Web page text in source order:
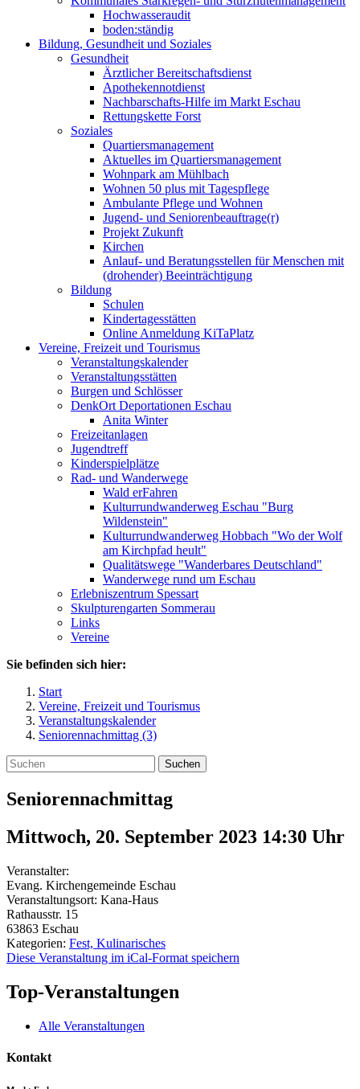
Hochwasseraudit
boden:ständig
Bildung, Gesundheit und Soziales
Gesundheit
Ärztlicher Bereitschaftsdienst
Apothekennotdienst
Nachbarschafts-Hilfe im Markt Eschau
Rettungskette Forst
Soziales
Quartiersmanagement
Aktuelles im Quartiersmanagement
Wohnpark am Mühlbach
Wohnen 50 plus mit Tagespflege
Ambulante Pflege und Wohnen
Jugend- und Seniorenbeauftrage(r)
Projekt Zukunft
Kirchen
Anlauf- und Beratungsstellen für Menschen mit
(drohender) Beeinträchtigung
Bildung
Schulen
Kindertagesstätten
Online Anmeldung KiTaPlatz
Vereine, Freizeit und Tourismus
Veranstaltungskalender
Veranstaltungsstätten
Burgen und Schlösser
DenkOrt Deportationen Eschau
Anita Winter
Freizeitanlagen
Jugendtreff
Kinderspielplätze
Rad- und Wanderwege
Wald erFahren
Kulturrundwanderweg Eschau "Burg
Wildenstein"
Kulturrundwanderweg Hobbach "Wo der Wolf
am Kirchpfad heult"
Qualitätswege "Wanderbares Deutschland"
Wanderwege rund um Eschau
Erlebniszentrum Spessart
Skulpturengarten Sommerau
Links
Vereine
Sie befinden sich hier:
Start
Vereine, Freizeit und Tourismus
Veranstaltungskalender
Seniorennachmittag (3)
Suchen
Seniorennachmittag
Mittwoch, 20. September 2023 14:30 Uhr
Veranstalter:
Evang. Kirchengemeinde Eschau
Veranstaltungsort: Kana-Haus
Rathausstr. 15
63863 Eschau
Kategorien: Fest, Kulinarisches
Diese Veranstaltung im iCal-Format speichern
Top-Veranstaltungen
Alle Veranstaltungen
Kontakt